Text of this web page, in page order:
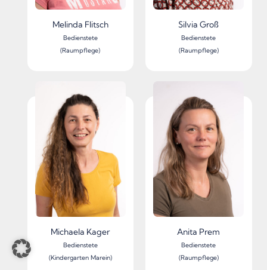
Melinda Flitsch
Bedienstete
(Raumpflege)
Silvia Groß
Bedienstete
(Raumpflege)
Michaela Kager
Bedienstete
(Kindergarten Marein)
Anita Prem
Bedienstete
(Raumpflege)